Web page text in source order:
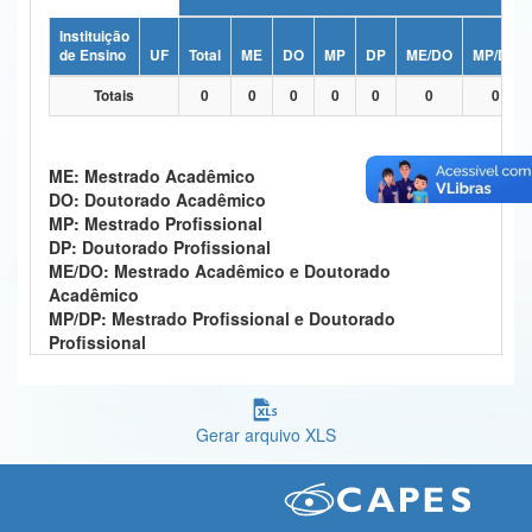
Ministério da Ciência, Tecnologia, Inovações e Comunicações
Ministério do Meio Ambiente
Ministério do Desenvolvimento Regional
Controladoria-Geral da União
Ministério da Mulher, da Família e dos Direitos Humanos
Secretaria-Geral
Instituição
de Ensino
UF Total ME DO MP DP ME/DO
MP/DP
Totais
0 0 0 0 0 0 0
ME: Mestrado Acadêmico
DO: Doutorado Acadêmico
MP: Mestrado Profissional
DP: Doutorado Profissional
ME/DO: Mestrado Acadêmico e Doutorado
Acadêmico
MP/DP: Mestrado Profissional e Doutorado
Profissional
Gerar arquivo XLS